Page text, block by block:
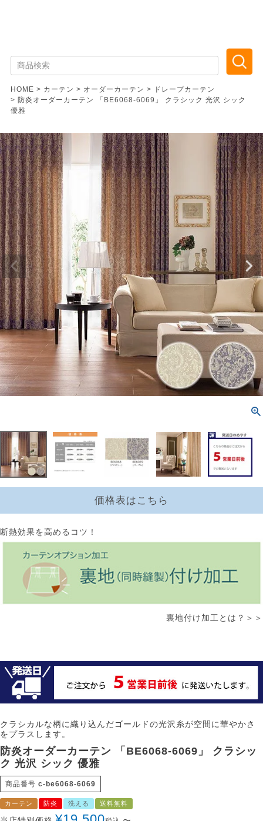
HOME カーテン オーダーカーテン
ドレープカーテン
防炎オーダーカーテン 「BE6068-6069」 クラシック 光沢 シック
優雅
価格表はこちら
断熱効果を高めるコツ！
裏地付け加工とは？＞＞
クラシカルな柄に織り込んだゴールドの光沢糸が空間に華やかさ
をプラスします。
防炎オーダーカーテン 「BE6068-6069」 クラシッ
ク 光沢 シック 優雅
商品番号 c-be6068-6069
カーテン 防炎 洗える 送料無料